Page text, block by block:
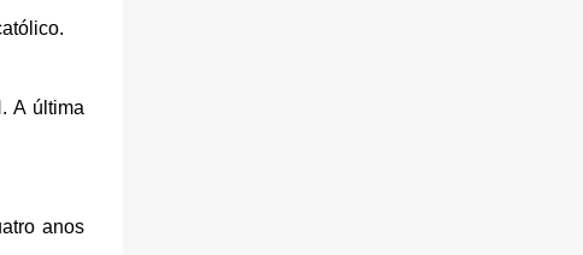
A última
anos